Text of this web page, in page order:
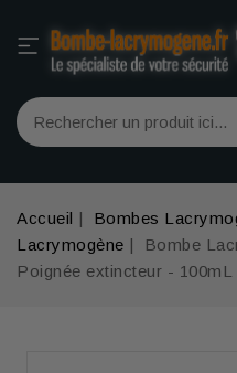
Accueil Bombes
Lacrymogène
Bombe
Poignée extincteur - 100mL